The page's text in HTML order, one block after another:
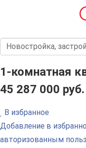
1-комнатная
45 287 000 руб.
В избранное
Добавление в
авторизованным